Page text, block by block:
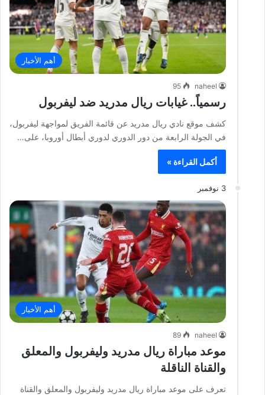
أهم الأخبار
naheel
95
رسمياً.. غيابات ريال مدريد ضد ليفربول
كشف موقع نادي ريال مدريد عن قائمة الفريق لمواجهة ليفربول،
في الجولة الرابعة من دور الدوري لدوري أبطال أوروبا، على…
أكمل القراءة »
3 نوفمبر
أهم الأخبار
naheel
89
موعد مباراة ريال مدريد وليفربول والمعلق
والقناة الناقلة
تعرف على موعد مباراة ريال مدريد وليفربول والمعلق والقناة